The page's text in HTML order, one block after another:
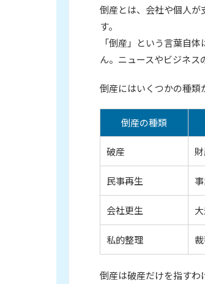
倒産とは、会社や個人
す。
「倒産」という言葉自
ん。ニュースやビジネス
倒産にはいくつかの種類
倒産の種類
破産
民事再生
会社更生
私的整理
倒産は破産だけを指すわ